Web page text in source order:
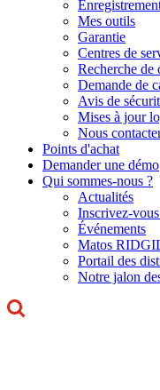
Mes outils
Garantie
Centres de
Recherche de
Demande de
Avis de
Mises à jour
Nous
Points d'achat
Demander une démo
Qui sommes-nous ?
Actualités
Inscrivez-
Événements
Matos
Portail des
Notre jalon